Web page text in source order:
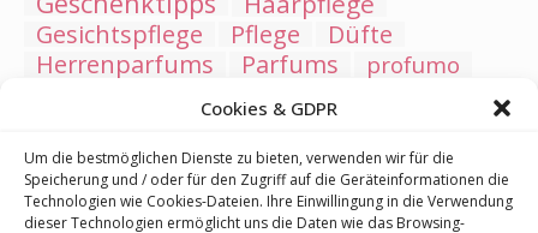
Cookies & GDPR
Um die bestmöglichen Dienste zu bieten, verwenden wir für die
Speicherung und / oder für den Zugriff auf die Geräteinformationen die
Technologien wie Cookies-Dateien. Ihre Einwillingung in die Verwendung
dieser Technologien ermöglicht uns die Daten wie das Browsing-
Gesichtspflege Pflege
Düfte
Herrenparfums
Parfums profumo
Hautpflege, Gesichtspflege Lippen
Neuheiten
Sonnenschutzkosmetik
Trockenshampoo
Körperpflege
Hautprobleme
Geschenksets
Lippenstift
Arabische